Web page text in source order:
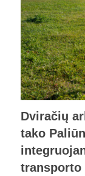
Dviračių
tako
transporto